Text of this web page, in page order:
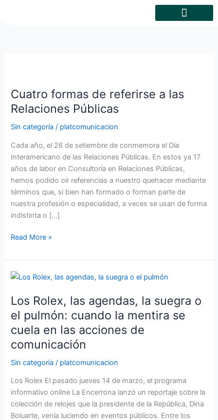
Cuatro formas de referirse a las
Relaciones Públicas
Sin categoría / platcomunicacion
Cada año, el 26 de setiembre de conmemora el Día
Interamericano de las Relaciones Públicas. En estos ya 17
años de labor en Consultoría en Relaciones Públicas,
hemos podido oír referencias a nuestro quehacer mediante
términos que, si bien han formado o forman parte de
nuestra profesión o especialidad, a veces se usan de forma
indistinta o […]
de
referirse
las
Read More »
Los Rolex, las agendas, la suegra o
el pulmón: cuando la mentira se
cuela en las acciones de
comunicación
Sin categoría / platcomunicacion
Los Rolex El pasado jueves 14 de marzo, el programa
informativo online La Encerrona lanzó un reportaje sobre la
colección de relojes que la presidente de la República, Dina
Boluarte, venía luciendo en eventos públicos. Entre los
Los
las
agendas,
la
suegra
o
el
cuando
la
mentira
se